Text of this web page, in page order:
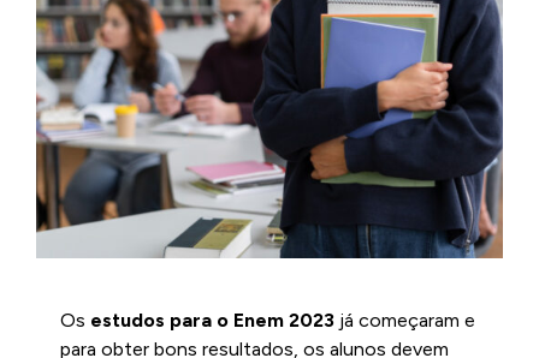
Os estudos para o Enem 2023 já começaram e
para obter bons resultados, os alunos devem